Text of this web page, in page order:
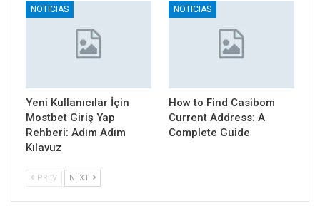
NOTICIAS
Yeni Kullanıcılar İçin
Mostbet Giriş Yap
Rehberi: Adım Adım
Kılavuz
NOTICIAS
How to Find Casibom
Current Address: A
Complete Guide
PREV NEXT